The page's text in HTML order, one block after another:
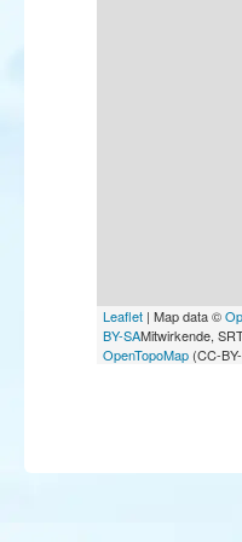
Leaflet | Map data ©
BY-SAMitwirkende,
OpenTopoMap (CC-